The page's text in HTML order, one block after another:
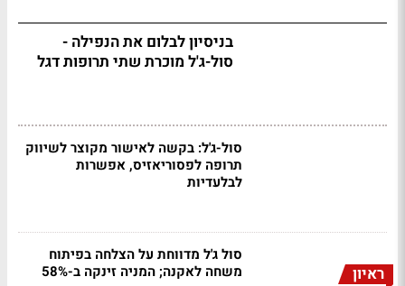
בניסיון לבלום את הנפילה -
סול-ג'ל מוכרת שתי תרופות דגל
סול-ג'ל: בקשה לאישור מקוצר לשיווק
תרופה לפסוריאזיס, אפשרות
לבלעדיות
ראיון
סול ג'ל מדווחת על הצלחה בפיתוח
משחה לאקנה; המניה זינקה ב-58%